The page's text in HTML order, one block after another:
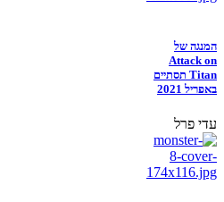
המנגה של
Attack on
Titan תסתיים
באפריל 2021
עדי פרל